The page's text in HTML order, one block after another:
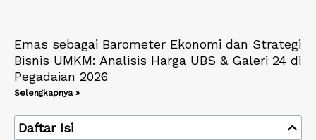
Emas sebagai Barometer Ekonomi dan Strategi
Bisnis UMKM: Analisis Harga UBS & Galeri 24 di
Pegadaian 2026
Selengkapnya »
Daftar Isi